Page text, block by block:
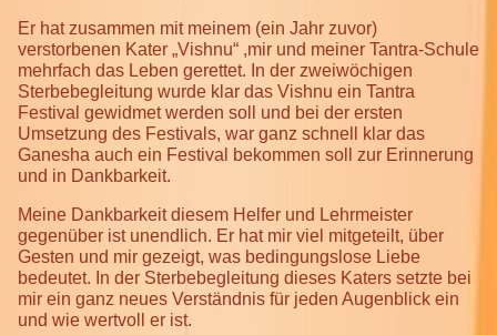
Er hat zusammen mit meinem (ein Jahr zuvor)
verstorbenen Kater „Vishnu“ ,mir und meiner Tantra-Schule
mehrfach das Leben gerettet. In der zweiwöchigen
Sterbebegleitung wurde klar das Vishnu ein Tantra
Festival gewidmet werden soll und bei der ersten
Umsetzung des Festivals, war ganz schnell klar das
Ganesha auch ein Festival bekommen soll zur Erinnerung
und in Dankbarkeit.
Meine Dankbarkeit diesem Helfer und Lehrmeister
gegenüber ist unendlich. Er hat mir viel mitgeteilt, über
Gesten und mir gezeigt, was bedingungslose Liebe
bedeutet. In der Sterbebegleitung dieses Katers setzte bei
mir ein ganz neues Verständnis für jeden Augenblick ein
und wie wertvoll er ist.